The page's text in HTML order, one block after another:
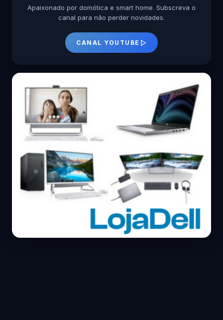
Apaixonado por domótica e smart home. Subscreva o
canal para não perder novidades.
CANAL YOUTUBE